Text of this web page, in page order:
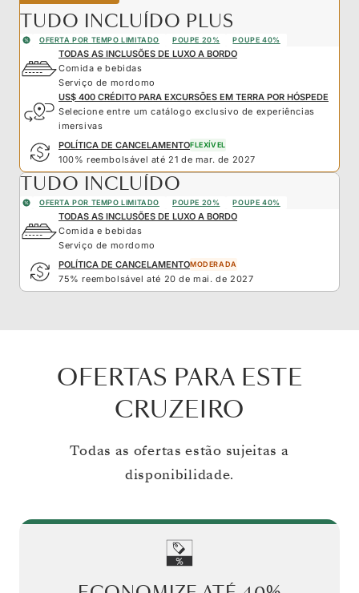
TUDO INCLUÍDO PLUS
OFERTA POR TEMPO LIMITADO POUPE 20% POUPE 40%
TODAS AS INCLUSÕES DE LUXO A BORDO
Comida e bebidas
Serviço de mordomo
US$ 400 CRÉDITO PARA EXCURSÕES EM TERRA POR HÓSPEDE
Selecione entre um catálogo exclusivo de experiências
imersivas
POLÍTICA DE CANCELAMENTOFLEXÍVEL
100% reembolsável até 21 de mar. de 2027
TUDO INCLUÍDO
OFERTA POR TEMPO LIMITADO POUPE 20% POUPE 40%
TODAS AS INCLUSÕES DE LUXO A BORDO
Comida e bebidas
Serviço de mordomo
POLÍTICA DE CANCELAMENTOMODERADA
75% reembolsável até 20 de mai. de 2027
OFERTAS PARA ESTE
CRUZEIRO
Todas as ofertas estão sujeitas a
disponibilidade.